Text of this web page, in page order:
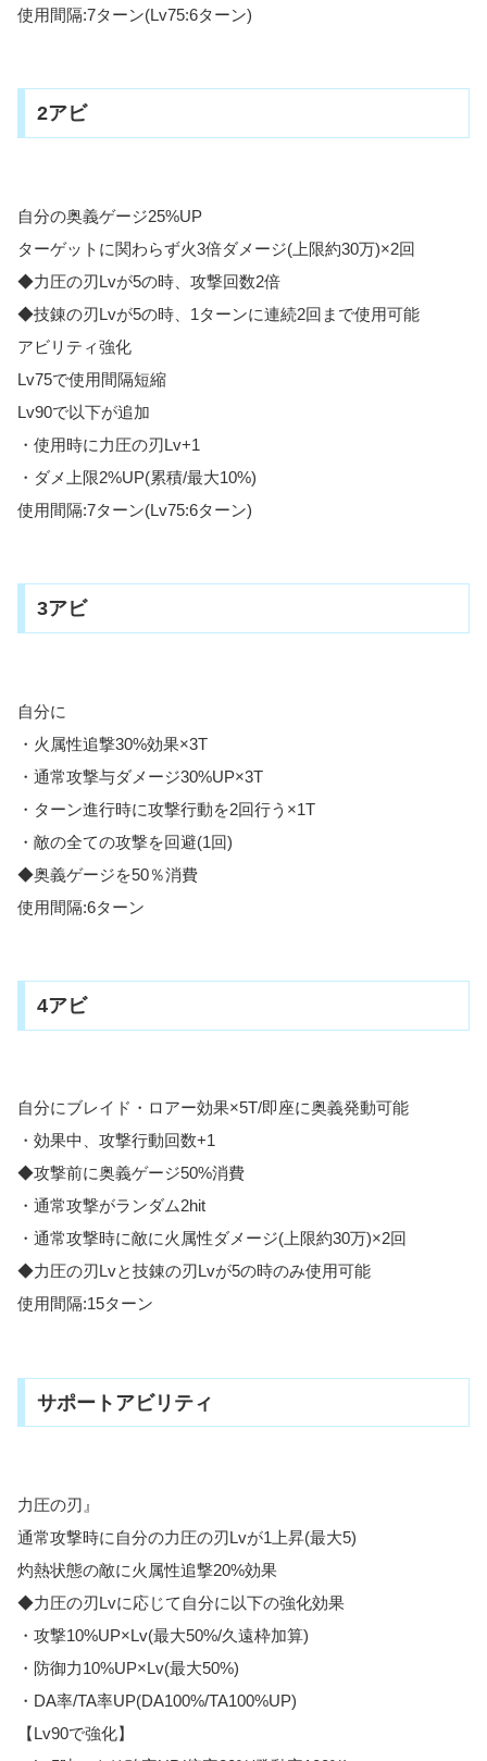
使用間隔:7ターン(Lv75:6ターン)
2アビ
自分の奥義ゲージ25%UP
ターゲットに関わらず火3倍ダメージ(上限約30万)×2回
◆力圧の刃Lvが5の時、攻撃回数2倍
◆技錬の刃Lvが5の時、1ターンに連続2回まで使用可能
アビリティ強化
Lv75で使用間隔短縮
Lv90で以下が追加
・使用時に力圧の刃Lv+1
・ダメ上限2%UP(累積/最大10%)
使用間隔:7ターン(Lv75:6ターン)
3アビ
自分に
・火属性追撃30%効果×3T
・通常攻撃与ダメージ30%UP×3T
・ターン進行時に攻撃行動を2回行う×1T
・敵の全ての攻撃を回避(1回)
◆奥義ゲージを50％消費
使用間隔:6ターン
4アビ
自分にブレイド・ロアー効果×5T/即座に奥義発動可能
・効果中、攻撃行動回数+1
◆攻撃前に奥義ゲージ50%消費
・通常攻撃がランダム2hit
・通常攻撃時に敵に火属性ダメージ(上限約30万)×2回
◆力圧の刃Lvと技錬の刃Lvが5の時のみ使用可能
使用間隔:15ターン
サポートアビリティ
力圧の刃』
通常攻撃時に自分の力圧の刃Lvが1上昇(最大5)
灼熱状態の敵に火属性追撃20%効果
◆力圧の刃Lvに応じて自分に以下の強化効果
・攻撃10%UP×Lv(最大50%/久遠枠加算)
・防御力10%UP×Lv(最大50%)
・DA率/TA率UP(DA100%/TA100%UP)
【Lv90で強化】